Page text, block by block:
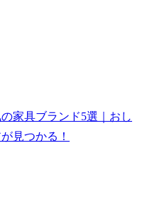
家具ブランド5選｜おし
見つかる！